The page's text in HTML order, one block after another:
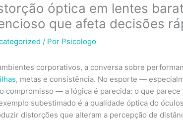
óptica em lentes
que afeta decisões
/ Por Psicologo
corporativos, a conversa sobre
, metas e consistência. No esporte —
compromisso — a lógica é parecida: o que parece
subestimado é a qualidade óptica do
distorções que alteram a percepção de